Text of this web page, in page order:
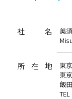
社名
美
所在地
東
東
飯